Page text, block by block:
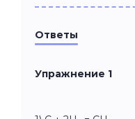
Ответы
Упражнение 1